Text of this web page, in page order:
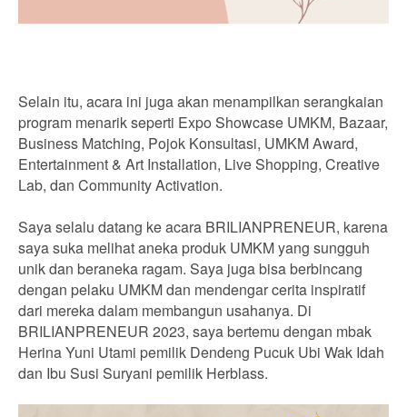
Selain itu, acara ini juga akan menampilkan serangkaian
program menarik seperti Expo Showcase UMKM, Bazaar,
Business Matching, Pojok Konsultasi, UMKM Award,
Entertainment & Art Installation, Live Shopping, Creative
Lab, dan Community Activation.
Saya selalu datang ke acara BRILIANPRENEUR, karena
saya suka melihat aneka produk UMKM yang sungguh
unik dan beraneka ragam. Saya juga bisa berbincang
dengan pelaku UMKM dan mendengar cerita inspiratif
dari mereka dalam membangun usahanya. Di
BRILIANPRENEUR 2023, saya bertemu dengan mbak
Herina Yuni Utami pemilik Dendeng Pucuk Ubi Wak Idah
dan Ibu Susi Suryani pemilik Herblass.